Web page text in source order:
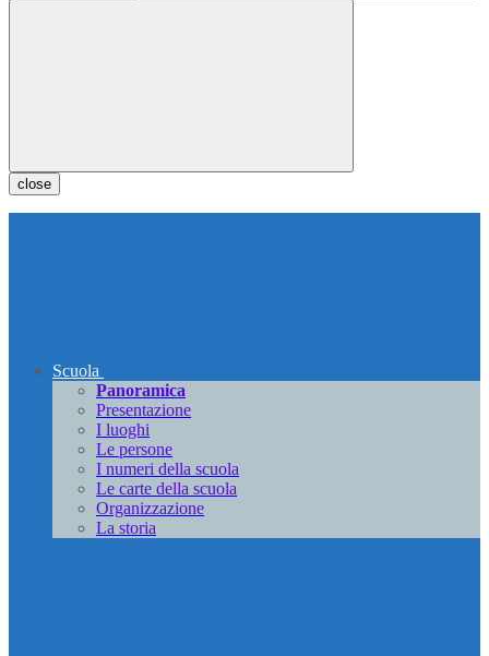
close
Scuola
Panoramica
Presentazione
I luoghi
Le persone
I numeri della scuola
Le carte della scuola
Organizzazione
La storia